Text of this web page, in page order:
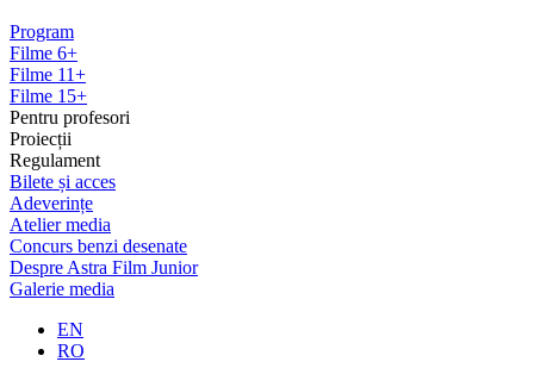
Program
Filme 6+
Filme 11+
Filme 15+
Pentru profesori
Proiecții
Regulament
Bilete și acces
Adeverințe
Atelier media
Concurs benzi desenate
Despre Astra Film Junior
Galerie media
EN
RO